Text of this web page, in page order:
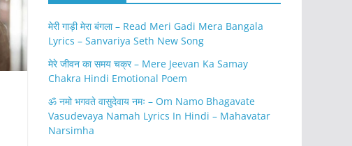
मेरी गाड़ी मेरा बंगला – Read Meri Gadi Mera Bangala
Lyrics – Sanvariya Seth New Song
मेरे जीवन का समय चक्र – Mere Jeevan Ka Samay
Chakra Hindi Emotional Poem
ॐ नमो भगवते वासुदेवाय नमः – Om Namo Bhagavate
Vasudevaya Namah Lyrics In Hindi – Mahavatar
Narsimha